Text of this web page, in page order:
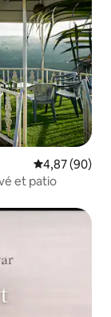
Évaluation
4,87 (90)
et patio